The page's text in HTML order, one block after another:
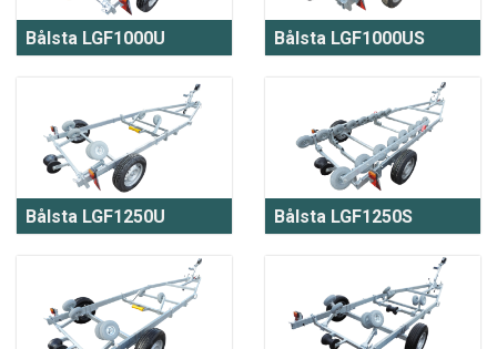
Bålsta LGF1000U Bålsta LGF1000US
Bålsta LGF1250U Bålsta LGF1250S